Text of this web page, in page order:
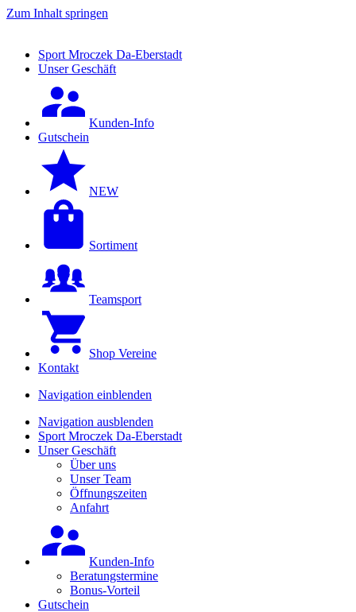
Zum Inhalt springen
Sport Mroczek Da-Eberstadt
Unser Geschäft
Kunden-Info
Gutschein
NEW
Sortiment
Teamsport
Shop Vereine
Kontakt
Navigation einblenden
Navigation ausblenden
Sport Mroczek Da-Eberstadt
Unser Geschäft
Über uns
Unser Team
Öffnungszeiten
Anfahrt
Kunden-Info
Beratungstermine
Bonus-Vorteil
Gutschein